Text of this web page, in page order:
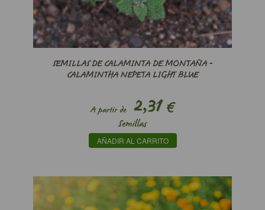
SEMILLAS DE CALAMINTA DE MONTAÑA -
CALAMINTHA NEPETA LIGHT BLUE
A partir de2,31€
Semillas
AÑADIR AL CARRITO